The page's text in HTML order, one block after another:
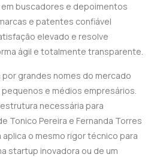
buscadores e depoimentos
e patentes confiável
elevado e resolve
ágil e totalmente transparente.
grandes nomes do mercado
e médios empresários.
necessária para
Tonico Pereira e Fernanda Torres
o mesmo rigor técnico para
startup inovadora ou de um